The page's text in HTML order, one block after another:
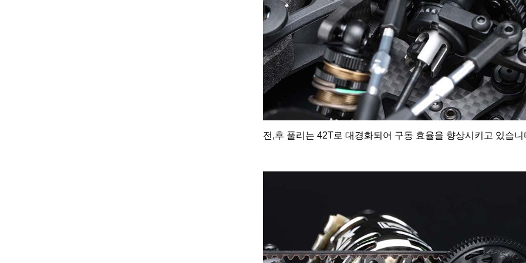
전,후 풀리는 42T로 대경화되어 구동 효율을 향상시키고 있습니